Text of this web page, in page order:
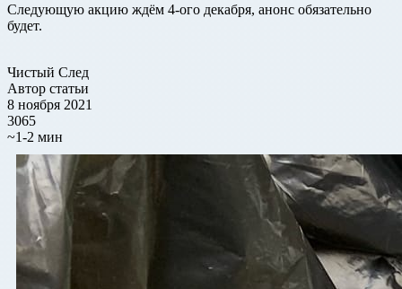
Следующую акцию ждём 4-ого декабря, анонс обязательно
будет.
Чистый След
Автор статьи
8 ноября 2021
3065
~1-2 мин